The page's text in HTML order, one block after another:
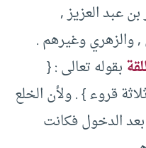
عبد العزيز ‏,‏
والزهري وغيرهم .
بقوله تعالى ‏:‏ ‏{‏
قروء ‏}‏ ‏.‏ ولأن الخلع
الدخول فكانت